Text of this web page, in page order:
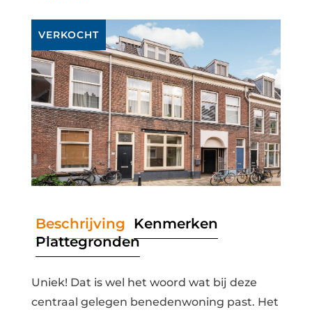
VERKOCHT
Beschrijving Kenmerken
Plattegronden
Uniek! Dat is wel het woord wat bij deze
centraal gelegen benedenwoning past. Het